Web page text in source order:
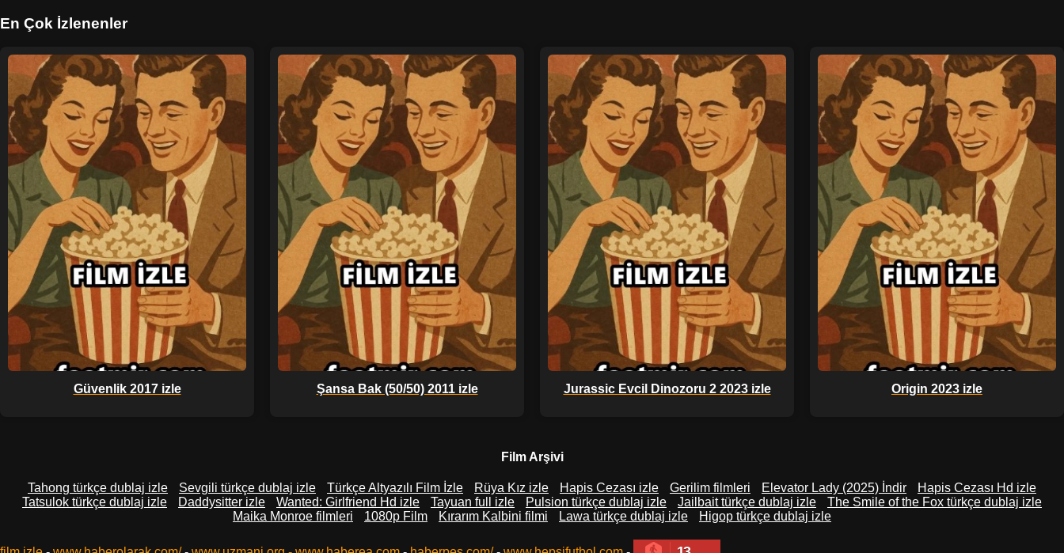
En Çok İzlenenler
Güvenlik 2017 izle Şansa Bak (50/50) 2011 izle Jurassic Evcil Dinozoru 2 2023 izle Origin 2023 izle
Film Arşivi
Tahong türkçe dublaj izle Sevgili türkçe dublaj izle Türkçe Altyazılı Film İzle Rüya Kız izle Hapis Cezası izle Gerilim filmleri Elevator Lady (2025) İndir
Hapis Cezası Hd izle
Tatsulok türkçe dublaj izle
Daddysitter izle Wanted: Girlfriend Hd izle Tayuan full izle Pulsion türkçe dublaj izle Jailbait türkçe dublaj izle
The Smile of the Fox türkçe dublaj izle
Maika Monroe filmleri
1080p Film Kırarım Kalbini filmi Lawa türkçe dublaj izle Higop türkçe dublaj izle